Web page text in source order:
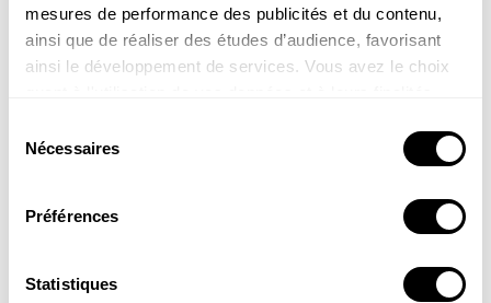
mesures de performance des publicités et du contenu,
ainsi que de réaliser des études d’audience, favorisant
ainsi le développement de services. Vous avez le choix
tout moment en consultant la Déclaration relative aux
cookies ou en cliquant sur l'icône de confidentialité.
Si vous le permettez, nous aimerions également :
géographique qui peuvent être précises à plusieurs
Nécessaires
Préférences
Statistiques
69.00€
COMMANDER
49.00€
COMMANDER
Poursuivez votre découverte